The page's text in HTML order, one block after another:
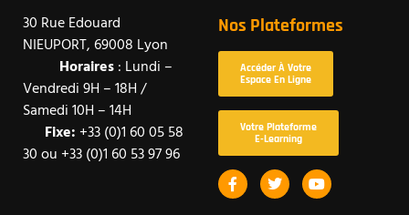
30 Rue Edouard
NIEUPORT, 69008 Lyon
Horaires: Lundi –
Vendredi 9H – 18H /
Samedi 10H – 14H
Fixe: +33 (0)1 60 05 58
30 ou +33 (0)1 60 53 97 96
Nos Plateformes
Accéder À Votre
Espace En Ligne
Votre Plateforme
E-Learning
F
A
C
T
W
I
Y
O
U